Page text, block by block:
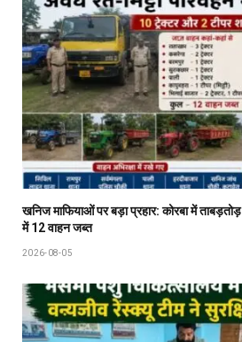
खनिज माफियाओं पर बड़ा प्रहार: कोरबा में
में 12 वाहन जब्त
2026-08-05